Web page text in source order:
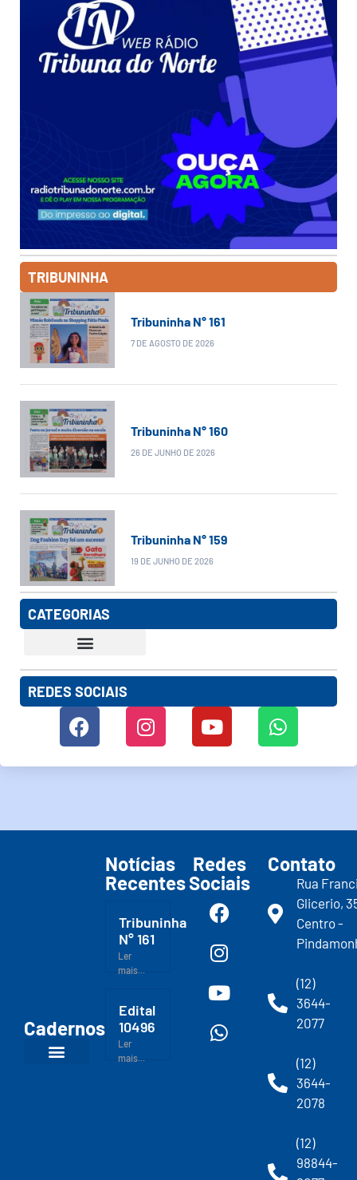
TRIBUNINHA
Tribuninha N° 161
7 DE AGOSTO DE 2026
Tribuninha N° 160
26 DE JUNHO DE 2026
Tribuninha N° 159
19 DE JUNHO DE 2026
CATEGORIAS
REDES SOCIAIS
Cadernos
Notícias
Recentes
Tribuninha
N° 161
Ler
mais...
Edital
10496
Ler
mais...
Redes
Sociais
Contato
Rua
Glicerio,
Centro -
(12)
3644-
2077
(12)
3644-
2078
(12)
98844-